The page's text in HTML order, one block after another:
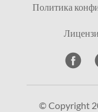
Политика
© Copyright